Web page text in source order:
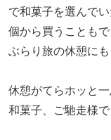
で和菓子を選んで
個から買うことも
ぶらり旅の休憩にも
休憩がてらホッと
和菓子、ご馳走様で